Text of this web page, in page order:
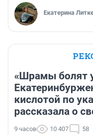
Екатерина
«Шрамы болят
кислотой по
рассказала о
9 часов 10 407 58